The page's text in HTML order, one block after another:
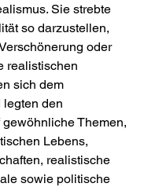
Sie strebte
so darzustellen,
oder
realistischen
sich dem
den
Themen,
Lebens,
realistische
sowie politische